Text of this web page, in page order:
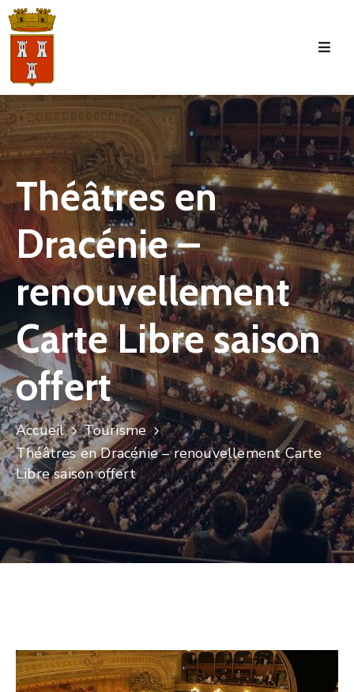
Accueil
La
Commune
Tourisme
Manifestations
Vie
Municipale
Services
Jeunesse
Théâtres en
Dracénie –
renouvellement
Carte Libre saison
offert
Accueil
Tourisme
Théâtres en Dracénie – renouvellement Carte
Libre saison offert